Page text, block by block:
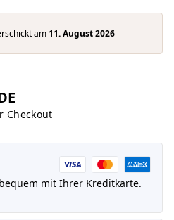
am11. August 2026
Checkout
mit Ihrer Kreditkarte.